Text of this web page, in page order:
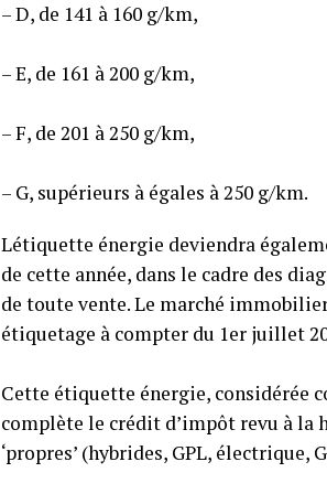
– D, de 141 à 160 g/km,
– E, de 161 à 200 g/km,
– F, de 201 à 250 g/km,
– G, supérieurs à égales à 250 g/km.
Létiquette énergie deviendra
de cette année, dans le cadre des
de toute vente. Le marché
étiquetage à compter du 1er juillet
Cette étiquette énergie, considérée
complète le crédit d’impôt revu à la
‘propres’ (hybrides, GPL, électrique,